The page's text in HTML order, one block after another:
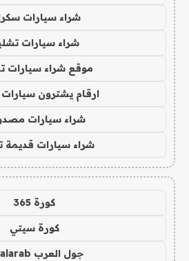
شراء سيارات
شراء سيارات
موقع شراء سيارات
ارقام يشترون
شراء سيارات
شراء سيارات قديمة
كورة 365
كورة سيتي
جول العرب goalarab